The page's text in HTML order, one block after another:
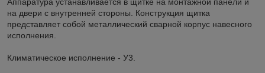
на двери с внутренней стороны. Конструкция щитка
представляет собой металлический сварной корпус навесного
исполнения.
Климатическое исполнение - У3.